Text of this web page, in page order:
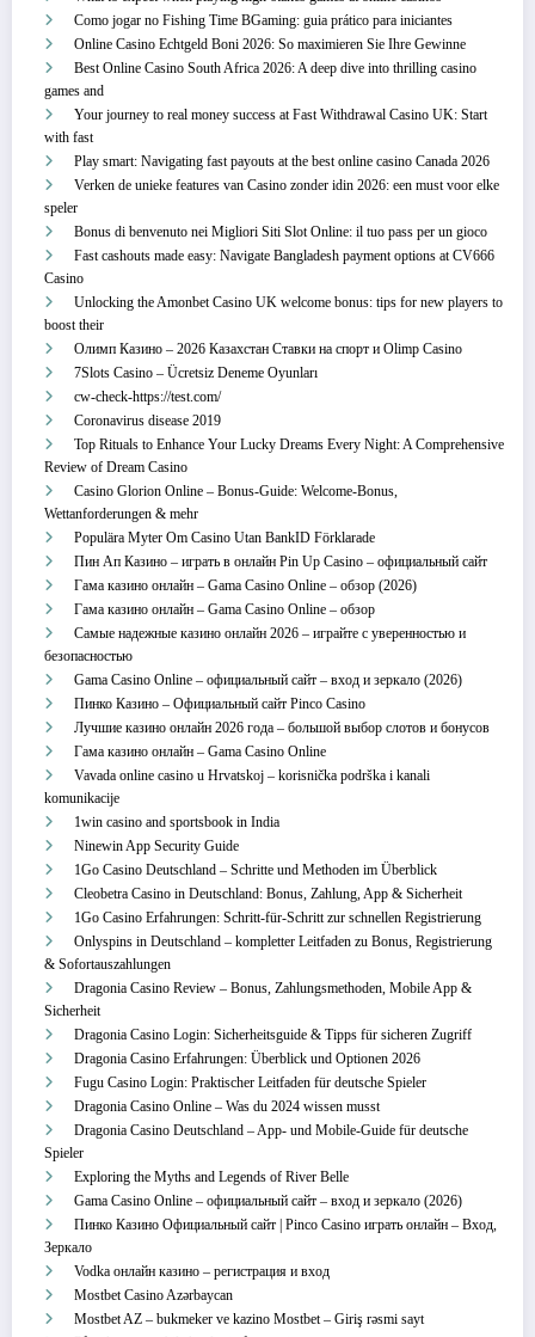
Como jogar no Fishing Time BGaming: guia prático para iniciantes
Online Casino Echtgeld Boni 2026: So maximieren Sie Ihre Gewinne
Best Online Casino South Africa 2026: A deep dive into thrilling casino
games and
Your journey to real money success at Fast Withdrawal Casino UK: Start
with fast
Play smart: Navigating fast payouts at the best online casino Canada 2026
Verken de unieke features van Casino zonder idin 2026: een must voor elke
speler
Bonus di benvenuto nei Migliori Siti Slot Online: il tuo pass per un gioco
Fast cashouts made easy: Navigate Bangladesh payment options at CV666
Casino
Unlocking the Amonbet Casino UK welcome bonus: tips for new players to
boost their
Олимп Казино – 2026 Казахстан Ставки на спорт и Olimp Casino
7Slots Casino – Ücretsiz Deneme Oyunları
cw-check-https://test.com/
Coronavirus disease 2019
Top Rituals to Enhance Your Lucky Dreams Every Night: A Comprehensive
Review of Dream Casino
Casino Glorion Online – Bonus‑Guide: Welcome‑Bonus,
Wettanforderungen & mehr
Populära Myter Om Casino Utan BankID Förklarade
Пин Ап Казино – играть в онлайн Pin Up Casino – официальный сайт
Гама казино онлайн – Gama Casino Online – обзор (2026)
Гама казино онлайн – Gama Casino Online – обзор
Самые надежные казино онлайн 2026 – играйте с уверенностью и
безопасностью
Gama Casino Online – официальный сайт – вход и зеркало (2026)
Пинко Казино – Официальный сайт Pinco Casino
Лучшие казино онлайн 2026 года – большой выбор слотов и бонусов
Гама казино онлайн – Gama Casino Online
Vavada online casino u Hrvatskoj – korisnička podrška i kanali
komunikacije
1win casino and sportsbook in India
Ninewin App Security Guide
1Go Casino Deutschland – Schritte und Methoden im Überblick
Cleobetra Casino in Deutschland: Bonus, Zahlung, App & Sicherheit
1Go Casino Erfahrungen: Schritt‑für‑Schritt zur schnellen Registrierung
Onlyspins in Deutschland – kompletter Leitfaden zu Bonus, Registrierung
& Sofortauszahlungen
Dragonia Casino Review – Bonus, Zahlungsmethoden, Mobile App &
Sicherheit
Dragonia Casino Login: Sicherheitsguide & Tipps für sicheren Zugriff
Dragonia Casino Erfahrungen: Überblick und Optionen 2026
Fugu Casino Login: Praktischer Leitfaden für deutsche Spieler
Dragonia Casino Online – Was du 2024 wissen musst
Dragonia Casino Deutschland – App‑ und Mobile‑Guide für deutsche
Spieler
Exploring the Myths and Legends of River Belle
Gama Casino Online – официальный сайт – вход и зеркало (2026)
Пинко Казино Официальный сайт | Pinco Casino играть онлайн – Вход,
Зеркало
Vodka онлайн казино – регистрация и вход
Mostbet Casino Azərbaycan
Mostbet AZ – bukmeker ve kazino Mostbet – Giriş rəsmi sayt